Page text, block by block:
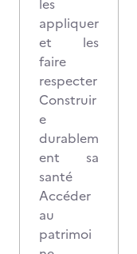
les
appliquer
et les
faire
respecter
Construir
e
durablem
ent sa
santé
Accéder
au
patrimoi